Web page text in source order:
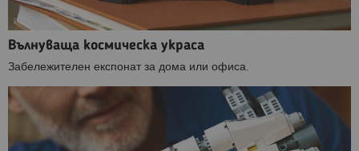
Вълнуваща космическа украса
Забележителен експонат за дома или офиса.